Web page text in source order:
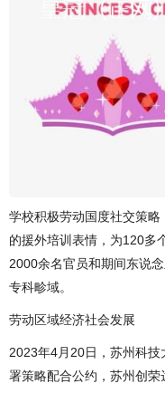
学校积极劳动国度社交策
的援外培训表情，为120多
2000余名官员和期间东说
专科畛域。
劳动区域经济社会发展
2023年4月20日，苏州科
署策略配合公约，苏州创荣